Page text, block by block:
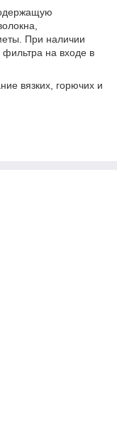
При наличии
на входе в
вязких, горючих и